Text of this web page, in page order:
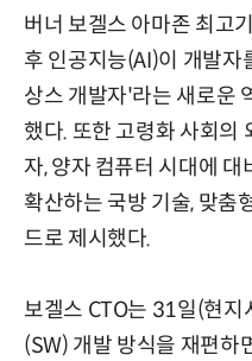
버너 보겔스 아마존 최고
후 인공지능(AI)이 개발자
상스 개발자'라는 새로운
했다. 또한 고령화 사회의
자, 양자 컴퓨터 시대에
확산하는 국방 기술, 맞춤
드로 제시했다.
보겔스 CTO는 31일(현지
(SW) 개발 방식을 재편하